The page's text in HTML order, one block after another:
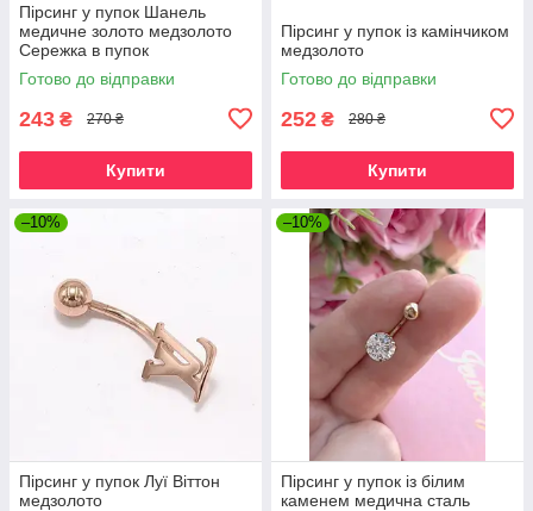
Пірсинг у пупок Шанель
медичне золото медзолото
Сережка в пупок
Готово до відправки
243 ₴ 270 ₴
Купити
Пірсинг у пупок із камінчиком
медзолото
Готово до відправки
252 ₴ 280 ₴
Купити
–10%
Пірсинг у пупок Луї Віттон
медзолото
–10%
Пірсинг у пупок із білим
каменем медична сталь